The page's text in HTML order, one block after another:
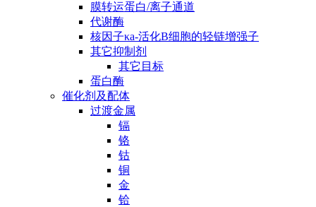
膜转运蛋白/离子通道
代谢酶
核因子κa-活化B细胞的轻链增强子
其它抑制剂
其它目标
蛋白酶
催化剂及配体
过渡金属
镉
铬
钴
铜
金
铪